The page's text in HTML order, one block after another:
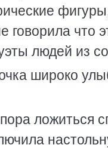
что
людей из
широко
ложиться